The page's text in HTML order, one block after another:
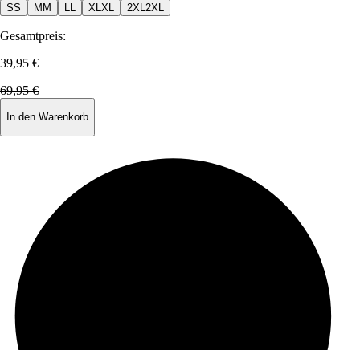
SS M M XL XL 2XL 2XL
Gesamtpreis:
39,95 €
69,95 €
In den Warenkorb